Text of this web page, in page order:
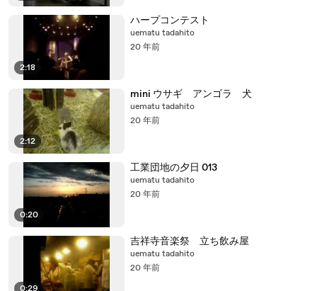
2:18
ハープコンテスト
uematu tadahito
20 年前
2:12
mini ウサギ アンゴラ 犬
uematu tadahito
20 年前
0:20
工業団地の夕日 013
uematu tadahito
20 年前
吉祥寺音楽祭 立ち飲み屋
uematu tadahito
20 年前